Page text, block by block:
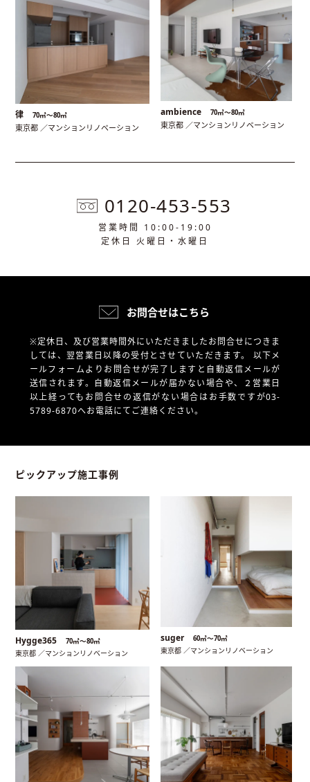
律 70㎡〜80㎡
東京都 ／マンションリノベーション
ambience 70㎡〜80㎡
東京都 ／マンションリノベーション
0120-453-553
営業時間 10:00-19:00
定休日 火曜日・水曜日
お問合せはこちら
※定休日、及び営業時間外にいただきましたお問合せにつきま
しては、翌営業日以降の受付とさせていただきます。 以下メ
ールフォームよりお問合せが完了しますと自動返信メールが
送信されます。自動返信メールが届かない場合や、
２営業日
以上経ってもお問合せの返信がない場合はお手数ですが03-
5789-6870へお電話にてご連絡ください。
ピックアップ施工事例
Hygge365 70㎡〜80㎡
東京都 ／マンションリノベーション
suger 60㎡〜70㎡
東京都 ／マンションリノベーション